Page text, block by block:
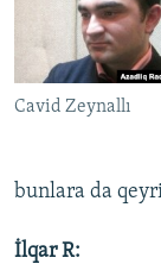
Cavid Zeynallı
bunlara da
İlqar R: